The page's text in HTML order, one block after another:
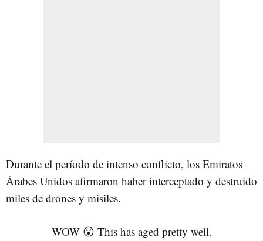
Durante el período de intenso conflicto, los Emiratos
Árabes Unidos afirmaron haber interceptado y destruido
miles de drones y misiles.
WOW 😮 This has aged pretty well.